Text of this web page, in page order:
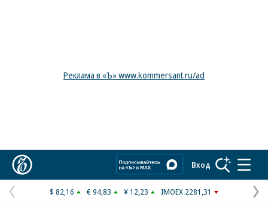
Реклама в «Ъ» www.kommersant.ru/ad
Вход
Предыдущая
$ 82,16 € 94,83 ¥ 12,23 IMOEX 2281,31